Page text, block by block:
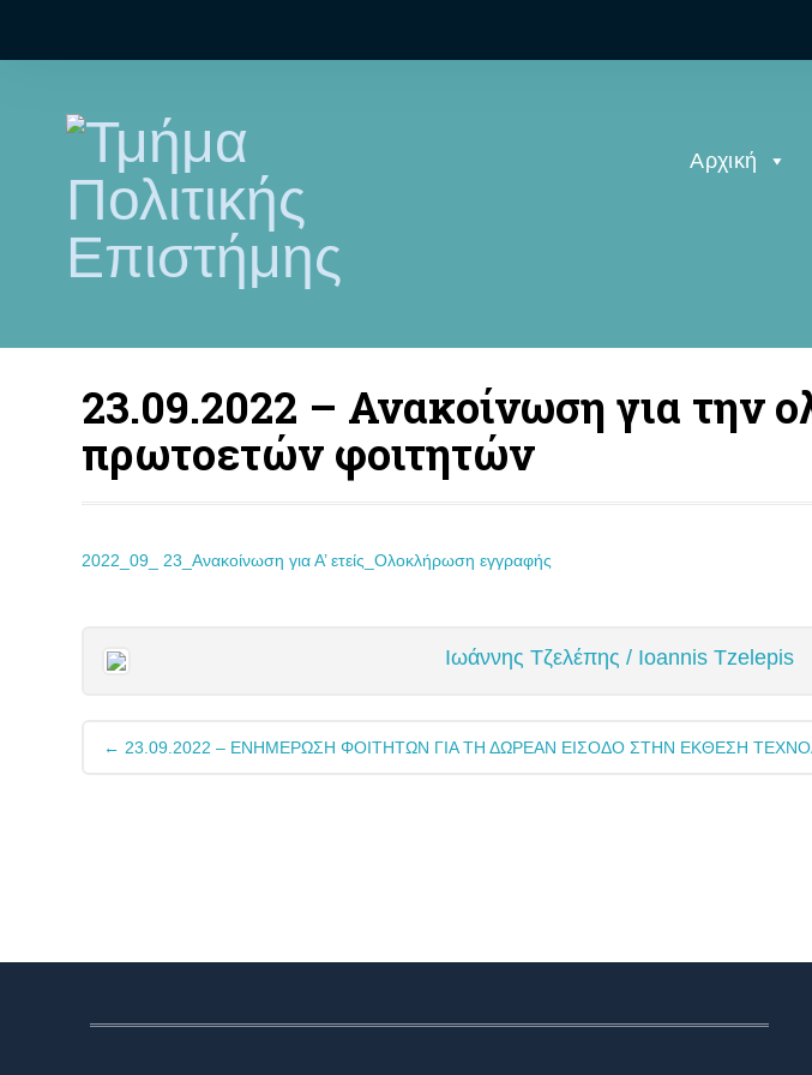
Αρχική
23.09.2022 – Ανακοίνωση για την
πρωτοετών φοιτητών
2022_09_ 23_Ανακοίνωση για Α’ ετείς_Ολοκλήρωση εγγραφής
Ιωάννης Τζελέπης / Ioannis Tzelepis
Post
← 23.09.2022 – ΕΝΗΜΕΡΩΣΗ ΦΟΙΤΗΤΩΝ ΓΙΑ ΤΗ ΔΩΡΕΑΝ ΕΙΣΟΔΟ ΣΤΗΝ ΕΚΘΕΣΗ